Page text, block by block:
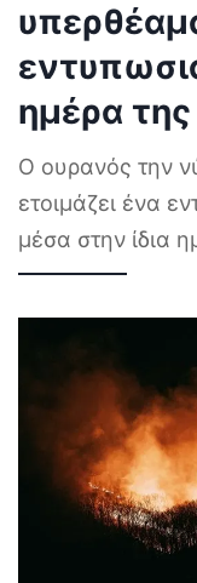
ημέρα της
Ο ουρανός την
ετοιμάζει ένα
μέσα στην ίδια